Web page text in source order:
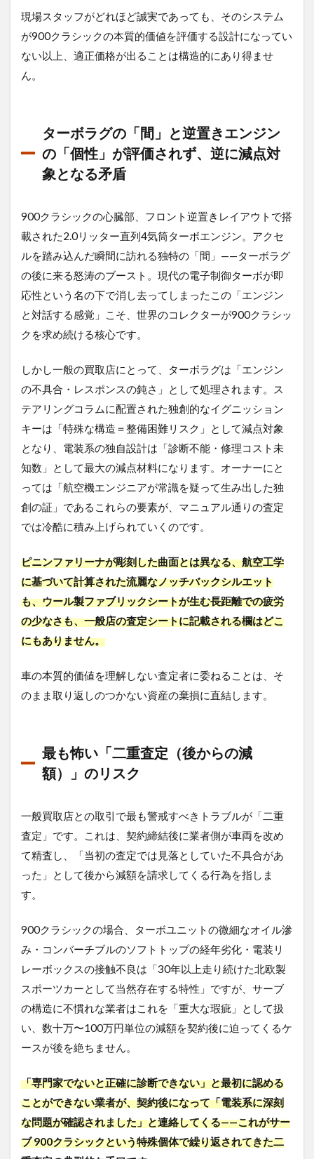
最高
額で
売る
ため
の
「専
び方
2.1
プロ
の鑑
る
「プ
ラス
査
定」
イン
ト
2.2
の販
持つ
専門
店の
強み
まと
め｜
を下
げる
まず
適正
定を
現場スタッフがどれほど誠実であっても、そのシステム
が900クラシックの本質的価値を評価する設計になってい
ない以上、適正価格が出ることは構造的にあり得ませ
ん。
ターボラグの「間」と逆置きエンジン
の「個性」が評価されず、逆に減点対
象となる矛盾
900クラシックの心臓部、フロント逆置きレイアウトで搭
載された2.0リッター直列4気筒ターボエンジン。アクセ
ルを踏み込んだ瞬間に訪れる独特の「間」——ターボラグ
の後に来る怒涛のブースト。現代の電子制御ターボが即
応性という名の下で消し去ってしまったこの「エンジン
と対話する感覚」こそ、世界のコレクターが900クラシッ
クを求め続ける核心です。
しかし一般の買取店にとって、ターボラグは「エンジン
の不具合・レスポンスの鈍さ」として処理されます。ス
テアリングコラムに配置された独創的なイグニッション
キーは「特殊な構造＝整備困難リスク」として減点対象
となり、電装系の独自設計は「診断不能・修理コスト未
知数」として最大の減点材料になります。オーナーにと
っては「航空機エンジニアが常識を疑って生み出した独
創の証」であるこれらの要素が、マニュアル通りの査定
では冷酷に積み上げられていくのです。
ピニンファリーナが彫刻した曲面とは異なる、航空工学
に基づいて計算された流麗なノッチバックシルエット
も、ウール製ファブリックシートが生む長距離での疲労
の少なさも、一般店の査定シートに記載される欄はどこ
にもありません。
車の本質的価値を理解しない査定者に委ねることは、そ
のまま取り返しのつかない資産の棄損に直結します。
最も怖い「二重査定（後からの減
額）」のリスク
一般買取店との取引で最も警戒すべきトラブルが「二重
査定」です。これは、契約締結後に業者側が車両を改め
て精査し、「当初の査定では見落としていた不具合があ
った」として後から減額を請求してくる行為を指しま
す。
900クラシックの場合、ターボユニットの微細なオイル滲
み・コンバーチブルのソフトトップの経年劣化・電装リ
レーボックスの接触不良は「30年以上走り続けた北欧製
スポーツカーとして当然存在する特性」ですが、サーブ
の構造に不慣れな業者はこれを「重大な瑕疵」として扱
い、数十万〜100万円単位の減額を契約後に迫ってくるケ
ースが後を絶ちません。
「専門家でないと正確に診断できない」と最初に認める
ことができない業者が、契約後になって「電装系に深刻
な問題が確認されました」と連絡してくる——これがサー
ブ 900クラシックという特殊個体で繰り返されてきた二